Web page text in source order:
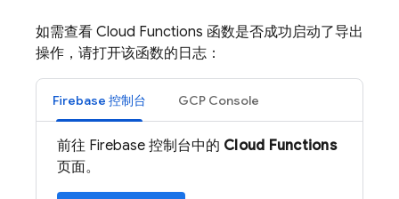
如需查看 Cloud Functions 函数是否成功启动了导出
操作，请打开该函数的日志：
Firebase 控制台 GCP Console
前往 Firebase 控制台中的 Cloud Functions
页面。